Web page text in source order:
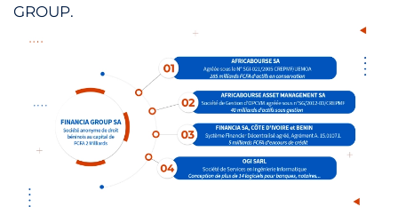
GROUP.